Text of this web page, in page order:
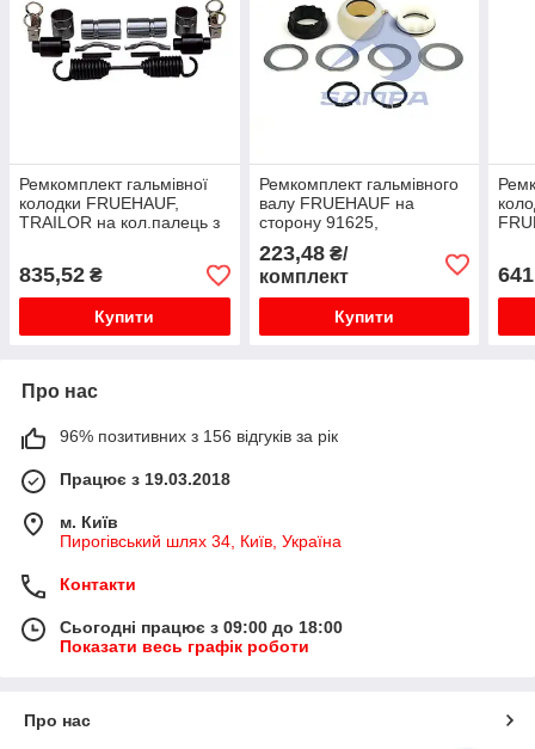
Ремкомплект гальмівної
колодки FRUEHAUF,
TRAILOR на кол.палець з
835,52 ₴
Купити
Ремкомплект гальмівного
валу FRUEHAUF на
сторону 91625,
ARJA0199705
223,48₴/
комплект
Купити
Про нас
96% позитивних з 156 відгуків за рік
Працює з 19.03.2018
м. Київ
Пирогівський шлях 34, Київ, Україна
Контакти
Сьогодні працює з 09:00 до 18:00
Показати весь графік роботи
Про нас